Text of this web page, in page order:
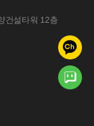
건설타워 12층